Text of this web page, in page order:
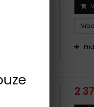
350
(mm)
Viac
2